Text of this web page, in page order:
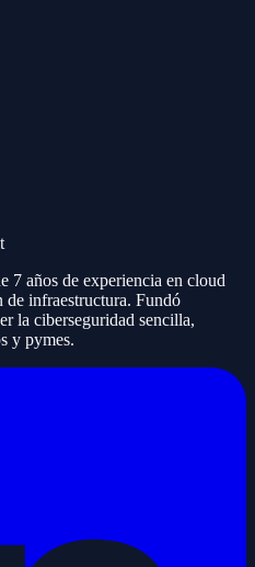
7 años de experiencia en cloud
infraestructura. Fundó
la ciberseguridad sencilla,
y pymes.